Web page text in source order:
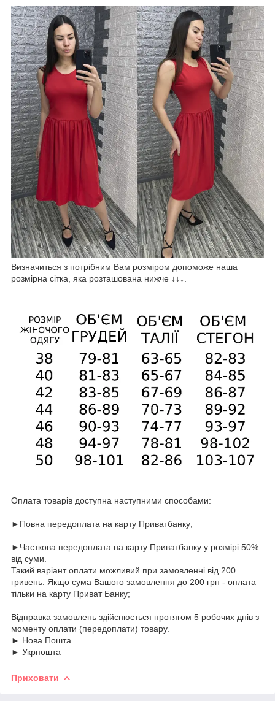
Визначиться з потрібним Вам розміром допоможе наша
розмірна сітка, яка розташована нижче ↓↓↓.
Оплата товарів доступна наступними способами:
►Повна передоплата на карту Приватбанку;
►Часткова передоплата на карту Приватбанку у розмірі 50%
від суми.
Такий варіант оплати можливий при замовленні від 200
гривень. Якщо сума Вашого замовлення до 200 грн - оплата
тільки на карту Приват Банку;
Відправка замовлень здійснюється протягом 5 робочих днів з
моменту оплати (передоплати) товару.
► Нова Пошта
► Укрпошта
Приховати